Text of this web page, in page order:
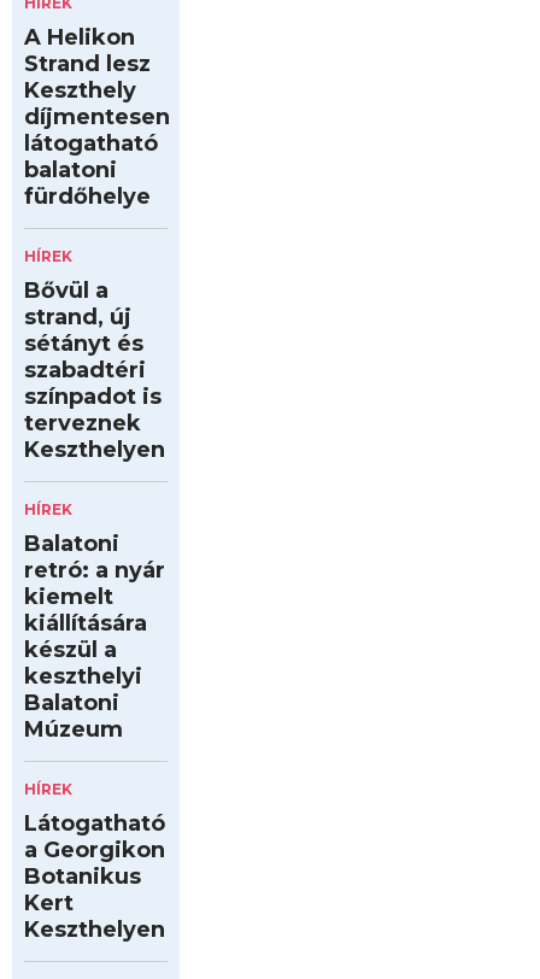
A Helikon
Strand lesz
Keszthely
díjmentesen
látogatható
balatoni
fürdőhelye
HÍREK
Bővül a
strand, új
sétányt és
szabadtéri
színpadot is
terveznek
Keszthelyen
HÍREK
Balatoni
retró: a nyár
kiemelt
kiállítására
készül a
keszthelyi
Balatoni
Múzeum
HÍREK
Látogatható
a Georgikon
Botanikus
Kert
Keszthelyen